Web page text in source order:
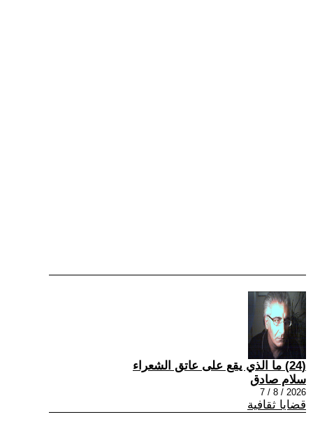
(24) ما الذي يقع على عاتق الشعراء
سلام صادق
2026 / 8 / 7
قضايا ثقافية